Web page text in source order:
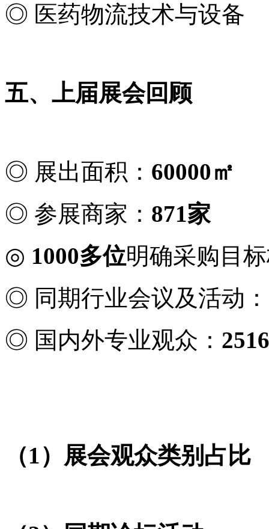
◎ 医药物流技术与设备
五、上届展会回顾
◎ 展出面积： 60000㎡
◎ 参展商家： 871家
◎ 1000多位明确采购目
◎ 同期行业会议及活动：
◎ 国内外专业观众：
（1）展会观众类别占比